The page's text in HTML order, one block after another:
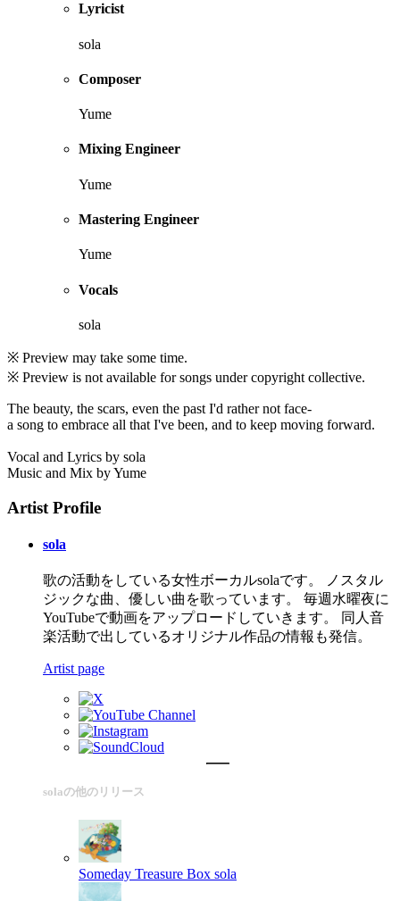
Lyricist
sola
Composer
Yume
Mixing Engineer
Yume
Mastering Engineer
Yume
Vocals
sola
※ Preview may take some time.
※ Preview is not available for songs under copyright collective.
The beauty, the scars, even the past I'd rather not face-
a song to embrace all that I've been, and to keep moving forward.
Vocal and Lyrics by sola
Music and Mix by Yume
Artist Profile
sola
歌の活動をしている女性ボーカルsolaです。 ノスタル
ジックな曲、優しい曲を歌っています。 毎週水曜夜に
YouTubeで動画をアップロードしていきます。 同人音
楽活動で出しているオリジナル作品の情報も発信。
Artist page
solaの他のリリース
Someday Treasure Box sola